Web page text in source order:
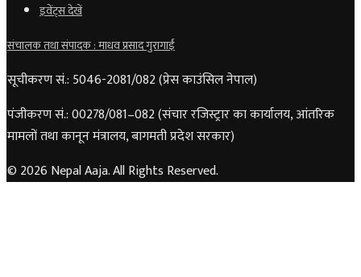
इवेंट्स देखें
संचालक तथा संपादक : माधव प्रसाद गुरागाईं
सूचीकरण सं.: 5046-2081/082 (प्रेस काउंसिल नेपाल)
पंजीकरण सं.: 00278/081–082 (संचार रजिस्ट्रार का कार्यालय, आंतरिक
मामलों तथा कानून मंत्रालय, बागमती प्रदेश सरकार)
© 2026 Nepal Aaja. All Rights Reserved.